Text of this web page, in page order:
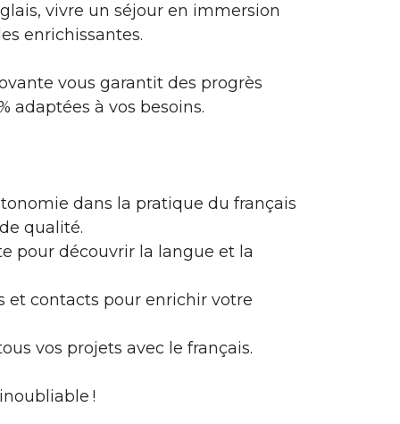
vivre un séjour en immersion
enrichissantes.
vous garantit des progrès
adaptées à vos besoins.
dans la pratique du français
qualité.
pour découvrir la langue et la
et contacts pour enrichir votre
vos projets avec le français.
!